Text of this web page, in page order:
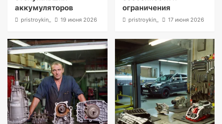
аккумуляторов
pristroykin_ 19 июня 2026
ограничения
pristroykin_ 17 июня 2026